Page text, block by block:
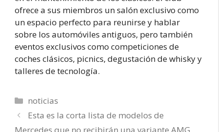
ofrece a sus miembros un salón exclusivo como
un espacio perfecto para reunirse y hablar
sobre los automóviles antiguos, pero también
eventos exclusivos como competiciones de
coches clásicos, picnics, degustación de whisky y
talleres de tecnología.
Categorías
noticias
Esta es la corta lista de modelos de